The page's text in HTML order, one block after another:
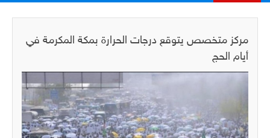
مركز متخصص يتوقع درجات الحرارة بمكة المكرمة في
أيام الحج